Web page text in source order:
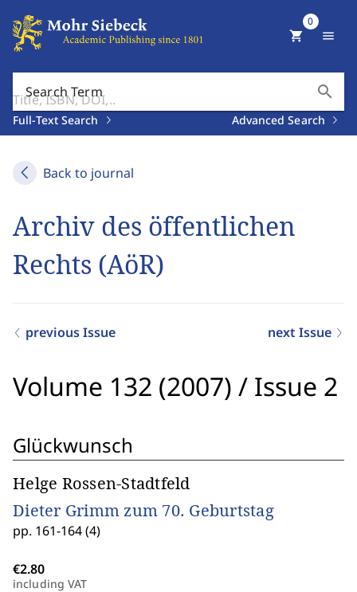
Search Term search
Full-Text Search Advanced Search
shopping_cart
0
menu
Back to journal
Archiv des öffentlichen
Rechts (AöR)
previous Issue next Issue
Volume 132 (2007) / Issue 2
Glückwunsch
Helge Rossen-Stadtfeld
Dieter Grimm zum 70. Geburtstag
pp. 161-164 (4)
including VAT